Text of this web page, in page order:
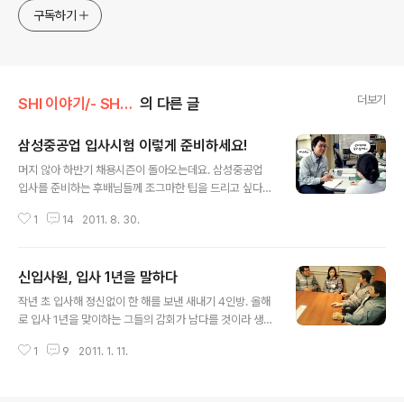
구독하기
SHI 이야기/- SHI 채용 의 다른 글 더보기
삼성중공업 입사시험 이렇게 준비하세요!
머지 않아 하반기 채용시즌이 돌아오는데요. 삼성중공업
입사를 준비하는 후배님들께 조그마한 팁을 드리고 싶다는
입사 준비에 도움이 되었으면 합니다.^^ OPIC 어떻게 준
이제 끝이 났습니다. 특히나 삼성중공업의 고객은 대부분
외국인이기 때문에 어학 실력은 필수지요!! '어? 나 회화 한
마디도 못하는데 어떡하지? T.T' 하시는 분들도 걱정하지
노하우를 들어봤습니다. 부끄러움이 많은 선배라 뒷모습
1 14 2011. 8. 30.
신입사원, 입사 1년을 말하다
작년 초 입사해 정신없이 한 해를 보낸 새내기 4인방. 올해
로 입사 1년을 맞이하는 그들의 감회가 남다를 것이라 생각
쪽에서부터) 염태호 사원(전장설계팀 전장시스템2), 김미
1 9 2011. 1. 11.